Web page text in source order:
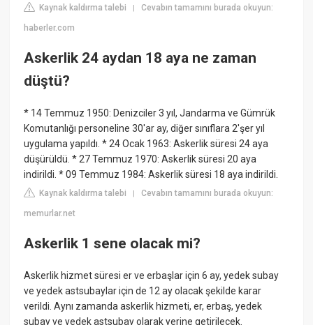
Kaynak kaldırma talebi |Cevabın tamamını burada okuyun:
haberler.com
Askerlik 24 aydan 18 aya ne zaman
düştü?
* 14 Temmuz 1950: Denizciler 3 yıl, Jandarma ve Gümrük
Komutanlığı personeline 30'ar ay, diğer sınıflara 2'şer yıl
uygulama yapıldı. * 24 Ocak 1963: Askerlik süresi 24 aya
düşürüldü. * 27 Temmuz 1970: Askerlik süresi 20 aya
indirildi. * 09 Temmuz 1984: Askerlik süresi 18 aya indirildi.
Kaynak kaldırma talebi |Cevabın tamamını burada okuyun:
memurlar.net
Askerlik 1 sene olacak mi?
Askerlik hizmet süresi er ve erbaşlar için 6 ay, yedek subay
ve yedek astsubaylar için de 12 ay olacak şekilde karar
verildi. Aynı zamanda askerlik hizmeti, er, erbaş, yedek
subay ve yedek astsubay olarak yerine getirilecek.